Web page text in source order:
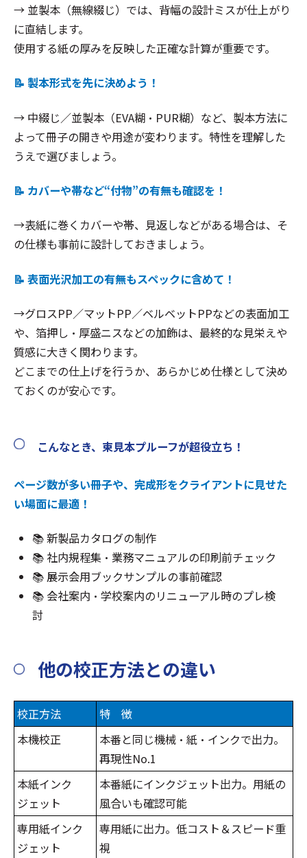
→ 並製本（無線綴じ）では、背幅の設計ミスが仕上がり
に直結します。
使用する紙の厚みを反映した正確な計算が重要です。
📝 製本形式を先に決めよう！
→ 中綴じ／並製本（EVA糊・PUR糊）など、製本方法に
よって冊子の開きや用途が変わります。特性を理解した
うえで選びましょう。
📝 カバーや帯など“付物”の有無も確認を！
→表紙に巻くカバーや帯、見返しなどがある場合は、そ
の仕様も事前に設計しておきましょう。
📝 表面光沢加工の有無もスペックに含めて！
→グロスPP／マットPP／ベルベットPPなどの表面加工
や、箔押し・厚盛ニスなどの加飾は、最終的な見栄えや
質感に大きく関わります。
どこまでの仕上げを行うか、あらかじめ仕様として決め
ておくのが安心です。
こんなとき、束見本プルーフが超役立ち！
ページ数が多い冊子や、完成形をクライアントに見せた
い場面に最適！
📚 新製品カタログの制作
📚 社内規程集・業務マニュアルの印刷前チェック
📚 展示会用ブックサンプルの事前確認
📚 会社案内・学校案内のリニューアル時のプレ検
討
他の校正方法との違い
校正方法
特 徴
本機校正
本番と同じ機械・紙・インクで出力。
再現性No.1
本紙インク
ジェット
本番紙にインクジェット出力。用紙の
風合いも確認可能
専用紙インク
ジェット
専用紙に出力。低コスト＆スピード重
視